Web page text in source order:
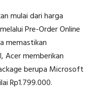
mulai dari harga
Pre-Order Online
memastikan
Acer memberikan
berupa Microsoft
Rp1.799.000.